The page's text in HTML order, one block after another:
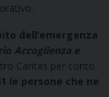
dell’emergenza
Accoglienza e
Caritas per conto
le persone che ne